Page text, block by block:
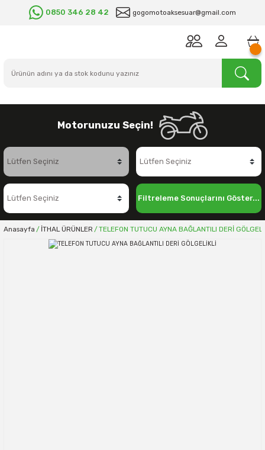
0850 346 28 42 gogomotoaksesuar@gmail.com
Motorunuzu Seçin!
Filtreleme Sonuçlarını Göster...
Anasayfa İTHAL ÜRÜNLER TELEFON TUTUCU AYNA BAĞLANTILI DERİ